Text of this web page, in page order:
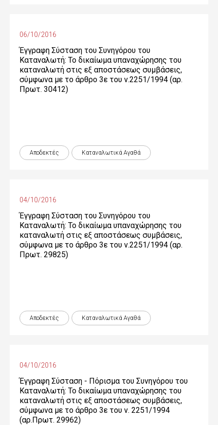
06/10/2016
Έγγραφη Σύσταση του Συνηγόρου του
Καταναλωτή: Το δικαίωμα υπαναχώρησης του
καταναλωτή στις εξ αποστάσεως συμβάσεις,
σύμφωνα με το άρθρο 3ε του ν.2251/1994 (αρ.
Πρωτ. 30412)
Αποδεκτές Καταναλωτικά Αγαθά
04/10/2016
Έγγραφη Σύσταση του Συνηγόρου του
Καταναλωτή: Το δικαίωμα υπαναχώρησης του
καταναλωτή στις εξ αποστάσεως συμβάσεις,
σύμφωνα με το άρθρο 3ε του ν.2251/1994 (αρ.
Πρωτ. 29825)
Αποδεκτές Καταναλωτικά Αγαθά
04/10/2016
Έγγραφη Σύσταση - Πόρισμα του Συνηγόρου του
Καταναλωτή: Το δικαίωμα υπαναχώρησης του
καταναλωτή στις εξ αποστάσεως συμβάσεις,
σύμφωνα με το άρθρο 3ε του ν. 2251/1994
(αρ.Πρωτ. 29962)